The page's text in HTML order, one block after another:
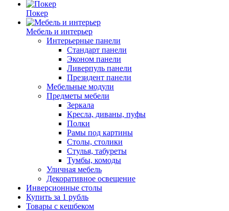
Покер
Мебель и интерьер
Интерьерные панели
Стандарт панели
Эконом панели
Ливерпуль панели
Президент панели
Мебельные модули
Предметы мебели
Зеркала
Кресла, диваны, пуфы
Полки
Рамы под картины
Столы, столики
Стулья, табуреты
Тумбы, комоды
Уличная мебель
Декоративное освещение
Инверсионные столы
Купить за 1 рубль
Товары с кешбеком